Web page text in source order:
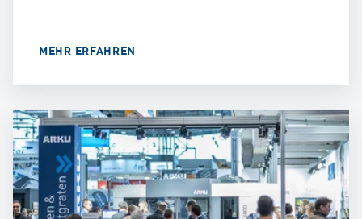
MEHR ERFAHREN